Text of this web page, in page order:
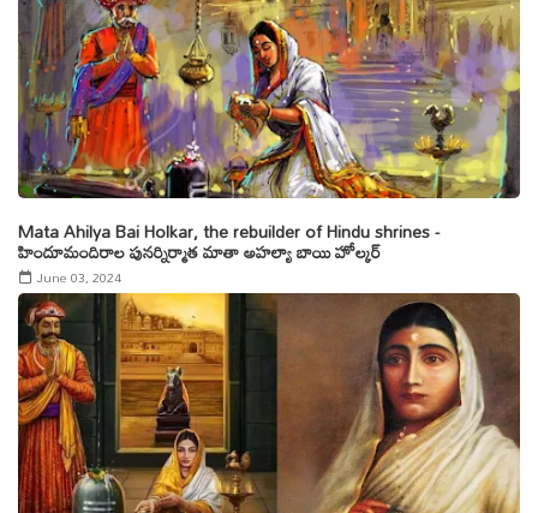
Mata Ahilya Bai Holkar, the rebuilder of Hindu shrines -
హిందూమందిరాల పునర్నిర్మాత మాతా అహల్యా బాయి హోల్కర్
June 03, 2024